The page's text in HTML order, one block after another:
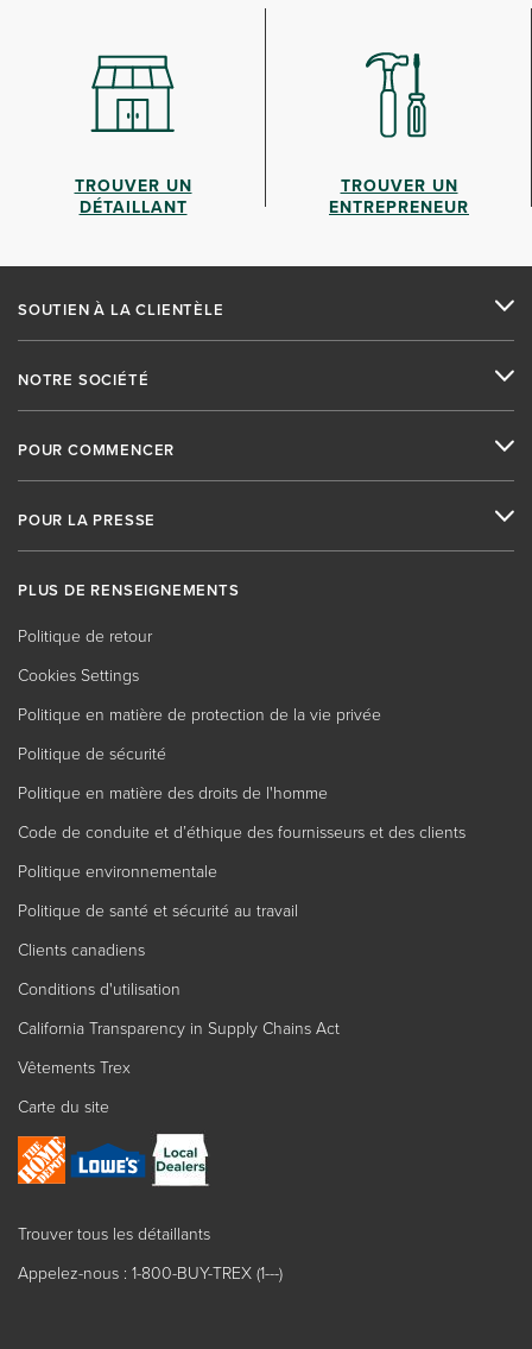
TROUVER UN
DÉTAILLANT
TROUVER UN
ENTREPRENEUR
SOUTIEN À LA CLIENTÈLE
NOTRE SOCIÉTÉ
POUR COMMENCER
POUR LA PRESSE
PLUS DE RENSEIGNEMENTS
Politique de retour
Cookies Settings
Politique en matière de protection de la vie privée
Politique de sécurité
Politique en matière des droits de l'homme
Code de conduite et d’éthique des fournisseurs et des clients
Politique environnementale
Politique de santé et sécurité au travail
Clients canadiens
Conditions d'utilisation
California Transparency in Supply Chains Act
Vêtements Trex
Carte du site
Trouver tous les détaillants
Appelez-nous : 1-800-BUY-TREX (1---)